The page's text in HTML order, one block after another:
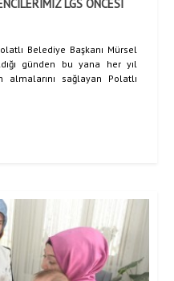
LGS ÖNCESİ
Belediye Başkanı Mürsel
günden bu yana her yıl
sağlayan Polatlı